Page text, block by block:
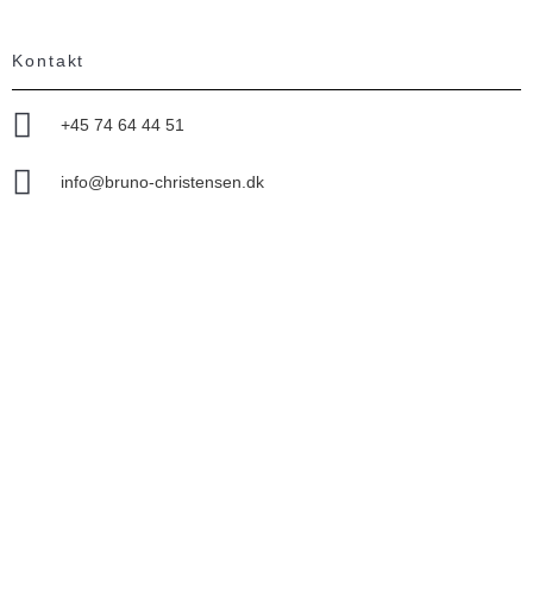
Kontakt
+45 74 64 44 51
info@bruno-christensen.dk